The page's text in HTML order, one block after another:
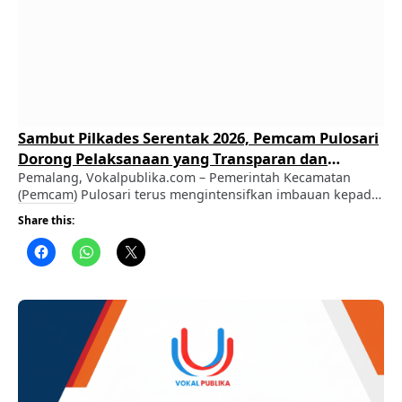
Sambut Pilkades Serentak 2026, Pemcam Pulosari
Dorong Pelaksanaan yang Transparan dan
Demokratis
Pemalang, Vokalpublika.com – Pemerintah Kecamatan
(Pemcam) Pulosari terus mengintensifkan imbauan kepada
masyarakat guna menyukseskan Pemilihan Kepala Desa
(Pilkades) Serentak 2026. ADVERTISEMENT Melalui langkah
sosialisasi ini, Pemcam Pulosari menegaskan komitmennya
dalam mengawal jalannya pesta demokrasi di tingkat desa
Berdasarkan publikasi resmi yang disampaikan Pemcam
Pulosari, pihak kecamatan mengajak seluruh …
Share this: